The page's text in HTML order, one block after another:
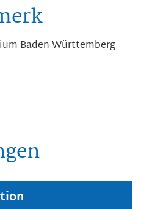
Baden-Württemberg